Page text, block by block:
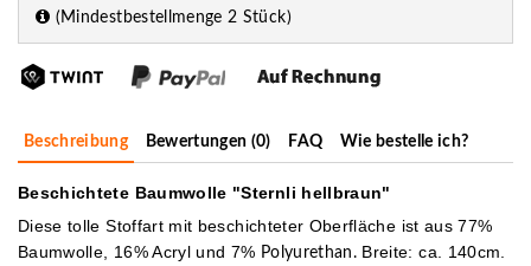
(Mindestbestellmenge 2 Stück)
Beschreibung Bewertungen (0) FAQ Wie bestelle ich?
Beschichtete Baumwolle "Sternli hellbraun"
Diese tolle Stoffart mit beschichteter Oberfläche ist aus 77%
Baumwolle, 16% Acryl und 7% Polyurethan. Breite: ca. 140cm.